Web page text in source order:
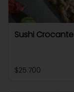
Sushi Crocante
$25.700